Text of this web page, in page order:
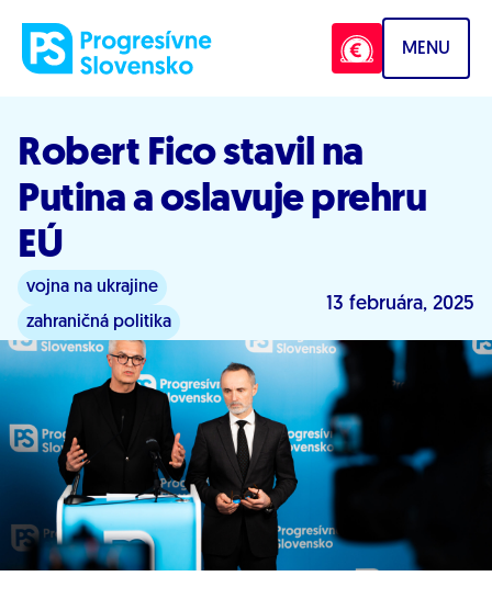
MENU
Robert Fico stavil na
Putina a oslavuje prehru
EÚ
vojna na ukrajine
zahraničná politika
13 februára, 2025